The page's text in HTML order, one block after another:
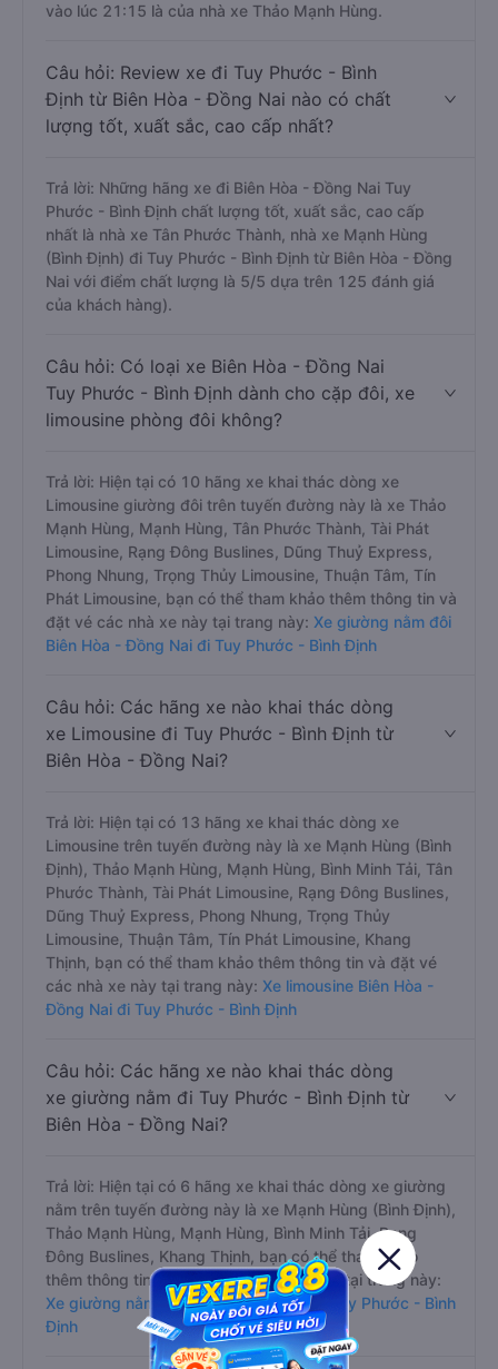
vào lúc 21:15 là của nhà xe Thảo Mạnh Hùng.
Câu hỏi: Review xe đi Tuy Phước - Bình
Định từ Biên Hòa - Đồng Nai nào có chất
lượng tốt, xuất sắc, cao cấp nhất?
Trả lời: Những hãng xe đi Biên Hòa - Đồng Nai Tuy
Phước - Bình Định chất lượng tốt, xuất sắc, cao cấp
nhất là nhà xe Tân Phước Thành, nhà xe Mạnh Hùng
(Bình Định) đi Tuy Phước - Bình Định từ Biên Hòa - Đồng
Nai với điểm chất lượng là 5/5 dựa trên 125 đánh giá
của khách hàng).
Câu hỏi: Có loại xe Biên Hòa - Đồng Nai
Tuy Phước - Bình Định dành cho cặp đôi, xe
limousine phòng đôi không?
Trả lời: Hiện tại có 10 hãng xe khai thác dòng xe
Limousine giường đôi trên tuyến đường này là xe Thảo
Mạnh Hùng, Mạnh Hùng, Tân Phước Thành, Tài Phát
Limousine, Rạng Đông Buslines, Dũng Thuỷ Express,
Phong Nhung, Trọng Thủy Limousine, Thuận Tâm, Tín
Phát Limousine, bạn có thể tham khảo thêm thông tin và
đặt vé các nhà xe này tại trang này: Xe giường nằm đôi
Biên Hòa - Đồng Nai đi Tuy Phước - Bình Định
Câu hỏi: Các hãng xe nào khai thác dòng
xe Limousine đi Tuy Phước - Bình Định từ
Biên Hòa - Đồng Nai?
Trả lời: Hiện tại có 13 hãng xe khai thác dòng xe
Limousine trên tuyến đường này là xe Mạnh Hùng (Bình
Định), Thảo Mạnh Hùng, Mạnh Hùng, Bình Minh Tải, Tân
Phước Thành, Tài Phát Limousine, Rạng Đông Buslines,
Dũng Thuỷ Express, Phong Nhung, Trọng Thủy
Limousine, Thuận Tâm, Tín Phát Limousine, Khang
Thịnh, bạn có thể tham khảo thêm thông tin và đặt vé
các nhà xe này tại trang này: Xe limousine Biên Hòa -
Đồng Nai đi Tuy Phước - Bình Định
Câu hỏi: Các hãng xe nào khai thác dòng
xe giường nằm đi Tuy Phước - Bình Định từ
Biên Hòa - Đồng Nai?
Trả lời: Hiện tại có 6 hãng xe khai thác dòng xe giường
nằm trên tuyến đường này là xe Mạnh Hùng (Bình Định),
Thảo Mạnh Hùng, Mạnh Hùng, Bình Minh Tải, Rạng
Đông Buslines, Khang Thịnh, bạn có thể tham khảo
thêm thông tin và đặt vé các nhà xe này tại trang này:
Xe giường nằm Biên Hòa - Đồng Nai đi Tuy Phước - Bình
Định